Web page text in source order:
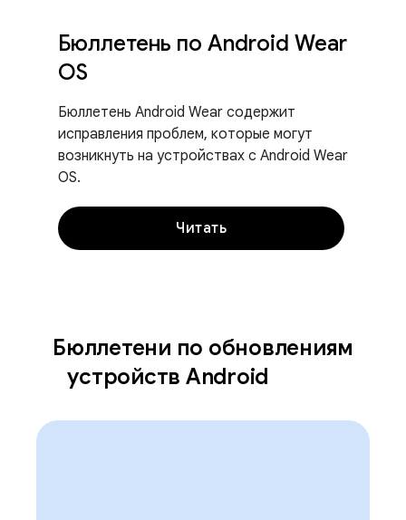
Бюллетень по Android Wear
OS
Бюллетень Android Wear содержит
исправления проблем, которые могут
возникнуть на устройствах с Android Wear
OS.
Читать
Бюллетени по обновлениям
устройств Android